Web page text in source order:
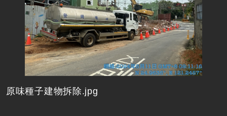
原味種子建物拆除.jpg